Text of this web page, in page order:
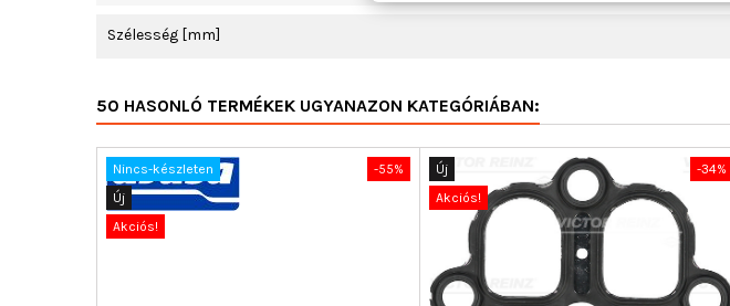
Szélesség [mm]
50 HASONLÓ TERMÉKEK UGYANAZON KATEGÓRIÁBAN:
-55%
Nincs-készleten
Új
Akciós!
-34%
Új
Akciós!